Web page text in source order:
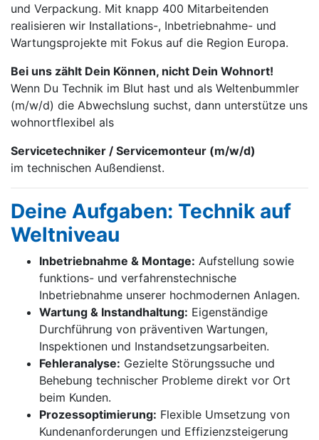
und Verpackung. Mit knapp 400 Mitarbei­tenden
realisieren wir Installations-, Inbetrieb­nahme- und
Wartungs­projekte mit Fokus auf die Region Europa.
Bei uns zählt Dein Können, nicht Dein Wohnort!
Wenn Du Technik im Blut hast und als Weltenbummler
(m/w/d) die Abwechslung suchst, dann unterstütze uns
wohnortflexibel als
Servicetechniker / Servicemonteur (m/w/d)
im technischen Außendienst.
Deine Aufgaben: Technik auf
Weltniveau
Inbetriebnahme & Montage: Aufstellung sowie
funktions- und verfahrenstechnische
Inbetriebnahme unserer hochmodernen Anlagen.
Wartung & Instandhaltung: Eigenständige
Durchführung von präventiven Wartungen,
Inspektionen und Instandsetzungsarbeiten.
Fehleranalyse: Gezielte Störungssuche und
Behebung technischer Probleme direkt vor Ort
beim Kunden.
Prozessoptimierung: Flexible Umsetzung von
Kundenanforderungen und Effizienzsteigerung